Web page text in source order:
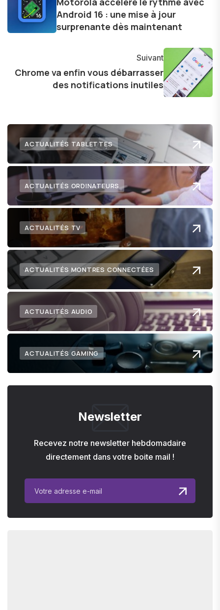
dernières tendances et innovations, partageant
avec enthousiasme mes découvertes avec la
l'exploration constante des frontières de la
technologie me permet de présenter aux
lecteurs un aperçu captivant de ce que le futur
Android 16 : une mise à jour
surprenante dès maintenant
Suivant
Chrome va enfin vous débarrasser
des notifications inutiles
ACTUALITÉS TABLETTES
ACTUALITÉS ORDINATEURS
ACTUALITÉS TV
ACTUALITÉS MONTRES CONNECTÉES
ACTUALITÉS AUDIO
ACTUALITÉS GAMING
Newsletter
Recevez notre newsletter hebdomadaire
directement dans votre boite mail !